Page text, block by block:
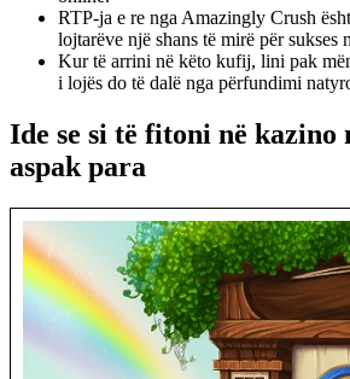
RTP-ja e re nga Amazingly Crush
lojtarëve një shans të mirë për sukses
Kur të arrini në këto kufij, lini pak
i lojës do të dalë nga përfundimi
Ide se si të fitoni në kazino
aspak para